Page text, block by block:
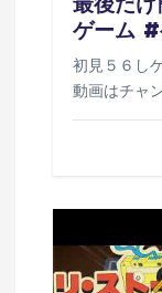
ゲーム
初見５６し
動画はチャ